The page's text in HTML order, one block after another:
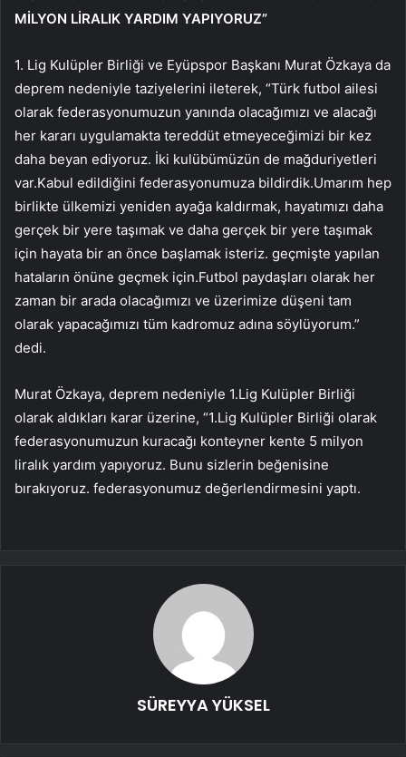
MİLYON LİRALIK YARDIM YAPIYORUZ”
1. Lig Kulüpler Birliği ve Eyüpspor Başkanı Murat Özkaya da
deprem nedeniyle taziyelerini ileterek, “Türk futbol ailesi
olarak federasyonumuzun yanında olacağımızı ve alacağı
her kararı uygulamakta tereddüt etmeyeceğimizi bir kez
daha beyan ediyoruz. İki kulübümüzün de mağduriyetleri
var.Kabul edildiğini federasyonumuza bildirdik.Umarım hep
birlikte ülkemizi yeniden ayağa kaldırmak, hayatımızı daha
gerçek bir yere taşımak ve daha gerçek bir yere taşımak
için hayata bir an önce başlamak isteriz. geçmişte yapılan
hataların önüne geçmek için.Futbol paydaşları olarak her
zaman bir arada olacağımızı ve üzerimize düşeni tam
olarak yapacağımızı tüm kadromuz adına söylüyorum.”
dedi.
Murat Özkaya, deprem nedeniyle 1.Lig Kulüpler Birliği
olarak aldıkları karar üzerine, “1.Lig Kulüpler Birliği olarak
federasyonumuzun kuracağı konteyner kente 5 milyon
liralık yardım yapıyoruz. Bunu sizlerin beğenisine
bırakıyoruz. federasyonumuz değerlendirmesini yaptı.
SÜREYYA YÜKSEL